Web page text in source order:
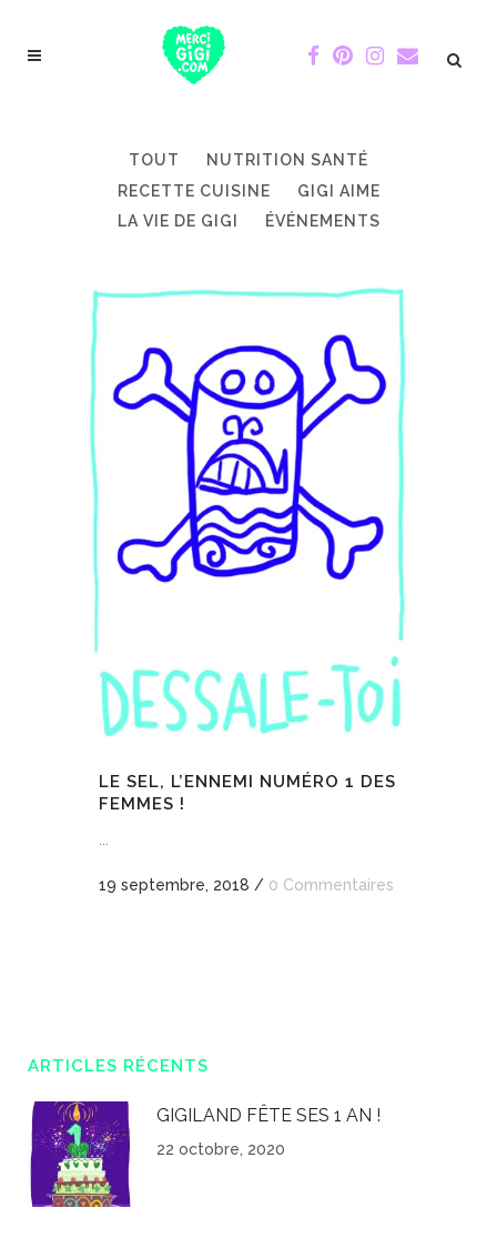
TOUT
NUTRITION SANTÉ
RECETTE CUISINE
GIGI AIME
LA VIE DE GIGI
ÉVÉNEMENTS
LE SEL, L’ENNEMI NUMÉRO 1 DES
FEMMES !
...
19 septembre, 2018 / 0 Commentaires
ARTICLES RÉCENTS
GIGILAND FÊTE SES 1 AN !
22 octobre, 2020